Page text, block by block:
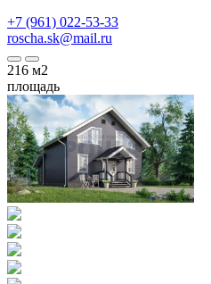
+7 (961) 022-53-33
roscha.sk@mail.ru
216 м2
площадь